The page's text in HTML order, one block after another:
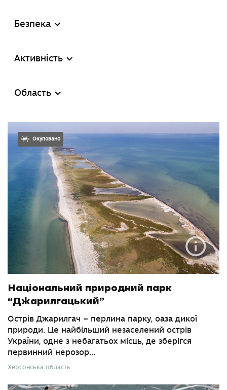
Безпека
Активність
Область
Окуповано
Національний природний парк
“Джарилгацький”
Острів Джарилгач – перлина парку, оаза дикої
природи. Це найбільший незаселений острів
України, одне з небагатьох місць, де зберігся
первинний нерозор...
Херсонська область